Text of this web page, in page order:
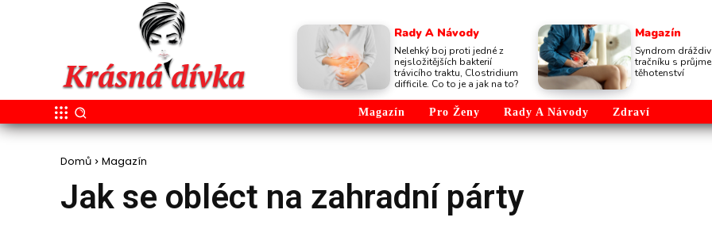
Rady A Návody
Nelehký boj proti jedné z
nejsložitějších bakterií
trávicího traktu, Clostridium
difficile. Co to je a jak na to?
Magazín
Syndrom
tračníku s
těhotenství
Magazín Pro Ženy Rady A Návody Zdraví
Domů Magazín
Jak se obléct na zahradní párty